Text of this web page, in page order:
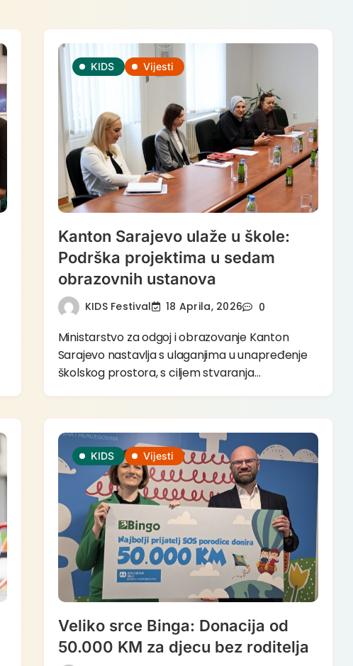
KIDS Vijesti
Kanton Sarajevo ulaže u škole:
Podrška projektima u sedam
obrazovnih ustanova
KIDS Festival 18 Aprila, 2026 0
Ministarstvo za odgoj i obrazovanje Kanton
Sarajevo nastavlja s ulaganjima u unapređenje
školskog prostora, s ciljem stvaranja…
KIDS Vijesti
Veliko srce Binga: Donacija od
50.000 KM za djecu bez roditelja